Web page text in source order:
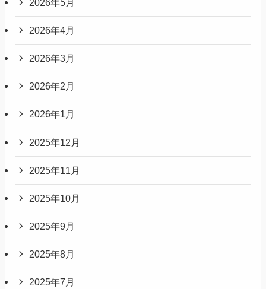
2026年5月
2026年4月
2026年3月
2026年2月
2026年1月
2025年12月
2025年11月
2025年10月
2025年9月
2025年8月
2025年7月